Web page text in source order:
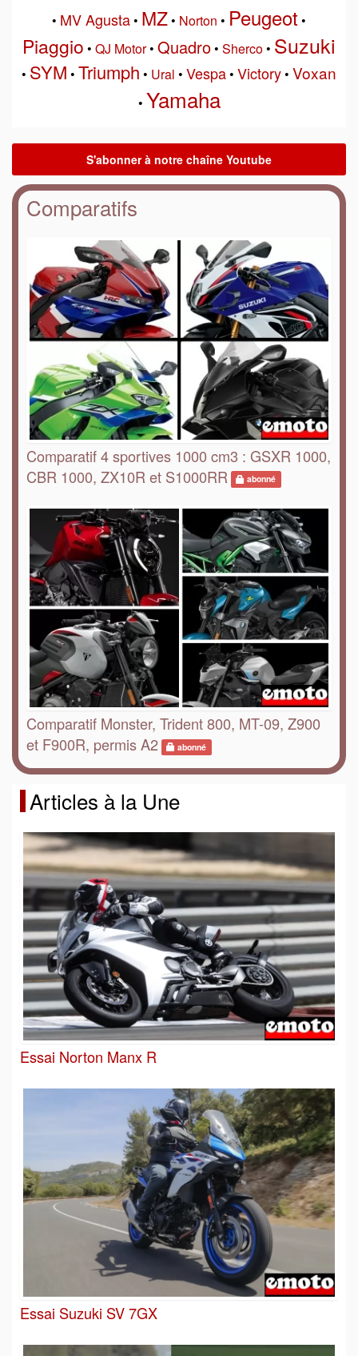
• MV Agusta• MZ• Norton • Peugeot •
Piaggio • QJ Motor• Quadro• Sherco• Suzuki
• SYM • Triumph • Ural • Vespa• Victory• Voxan
• Yamaha
Comparatifs
Comparatif 4 sportives 1000 cm3 : GSXR 1000,
CBR 1000, ZX10R et S1000RR
abonné
Comparatif Monster, Trident 800, MT-09, Z900
et F900R, permis A2
abonné
Articles à la Une
Essai Norton Manx R
Essai Suzuki SV 7GX